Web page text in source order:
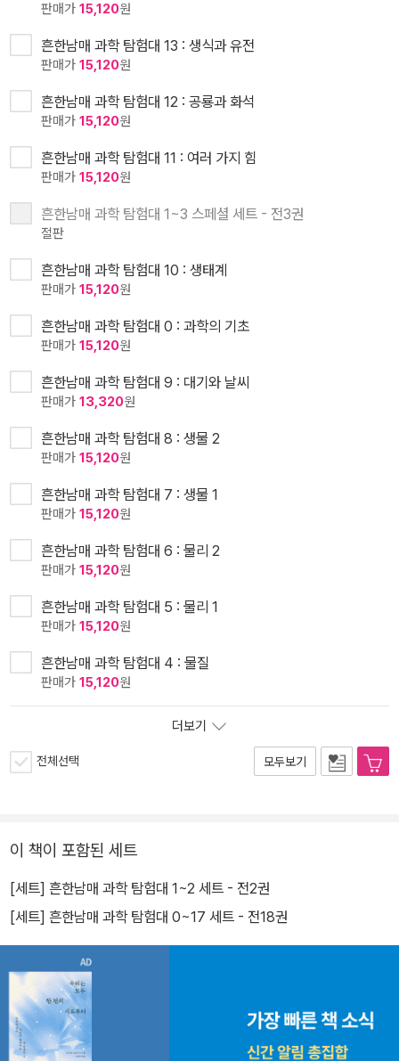
판매가 15,120원
흔한남매 과학 탐험대 13 : 생식과 유전
판매가 15,120원
흔한남매 과학 탐험대 12 : 공룡과 화석
판매가 15,120원
흔한남매 과학 탐험대 11 : 여러 가지 힘
판매가 15,120원
흔한남매 과학 탐험대 1~3 스페셜 세트 - 전3권
절판
흔한남매 과학 탐험대 10 : 생태계
판매가 15,120원
흔한남매 과학 탐험대 0 : 과학의 기초
판매가 15,120원
흔한남매 과학 탐험대 9 : 대기와 날씨
판매가 13,320원
흔한남매 과학 탐험대 8 : 생물 2
판매가 15,120원
흔한남매 과학 탐험대 7 : 생물 1
판매가 15,120원
흔한남매 과학 탐험대 6 : 물리 2
판매가 15,120원
흔한남매 과학 탐험대 5 : 물리 1
판매가 15,120원
흔한남매 과학 탐험대 4 : 물질
판매가 15,120원
더보기
전체선택 모두보기
이 책이 포함된 세트
[세트] 흔한남매 과학 탐험대 1~2 세트 - 전2권
[세트] 흔한남매 과학 탐험대 0~17 세트 - 전18권